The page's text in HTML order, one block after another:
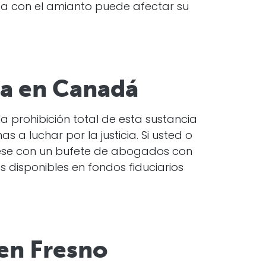
con el amianto puede afectar su
en Canadá
prohibición total de esta sustancia
a luchar por la justicia. Si usted o
con un bufete de abogados con
disponibles en fondos fiduciarios
Fresno